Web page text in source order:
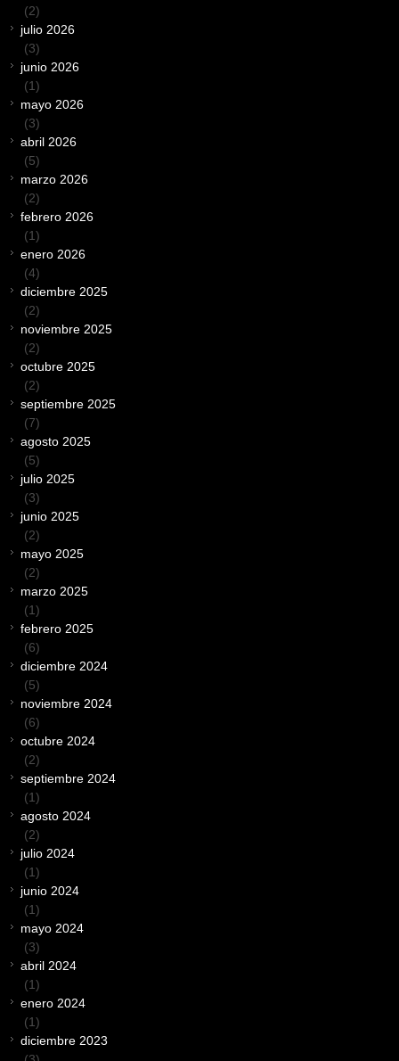
(2)
julio 2026
(3)
junio 2026
(1)
mayo 2026
(3)
abril 2026
(5)
marzo 2026
(2)
febrero 2026
(1)
enero 2026
(4)
diciembre 2025
(2)
noviembre 2025
(2)
octubre 2025
(2)
septiembre 2025
(7)
agosto 2025
(5)
julio 2025
(3)
junio 2025
(2)
mayo 2025
(2)
marzo 2025
(1)
febrero 2025
(6)
diciembre 2024
(5)
noviembre 2024
(6)
octubre 2024
(2)
septiembre 2024
(1)
agosto 2024
(2)
julio 2024
(1)
junio 2024
(1)
mayo 2024
(3)
abril 2024
(1)
enero 2024
(1)
diciembre 2023